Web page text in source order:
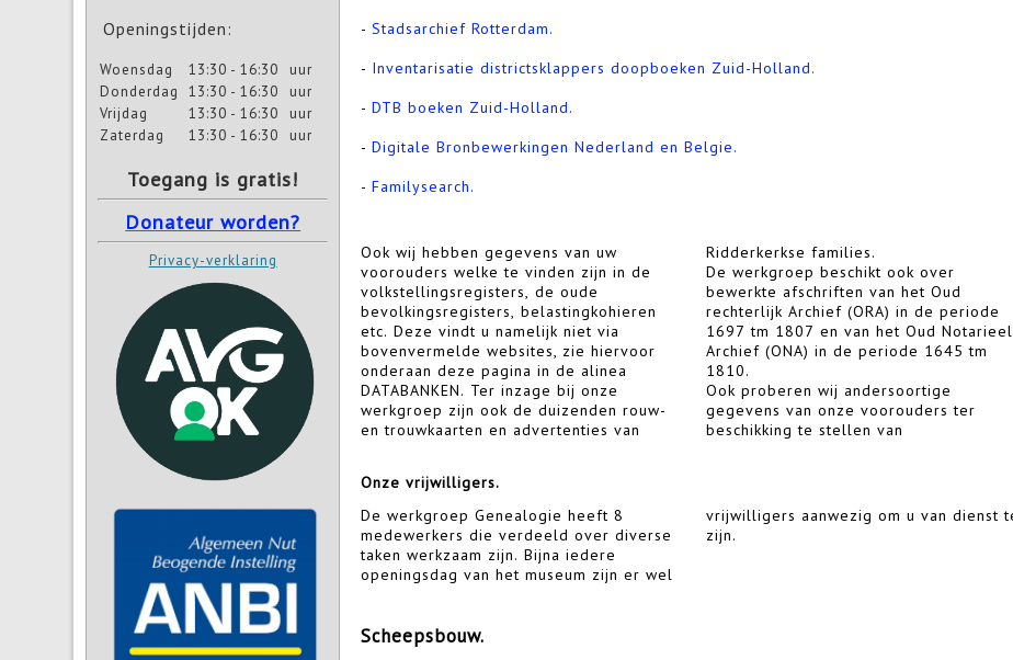
Openingstijden:
Woensdag 13:30 - 16:30
uur
Donderdag
13:30 - 16:30
uur
Vrijdag
13:30 - 16:30
uur
Zaterdag
13:30 - 16:30 uur
Toegang is gratis!
Donateur worden?
Privacy-verklaring
-Stadsarchief Rotterdam.
- Inventarisatie districtsklappers doopboeken Zuid-Holland.
-DTB boeken Zuid-Holland.
-Digitale Bronbewerkingen Nederland en Belgie.
-Familysearch.
Ook wij hebben gegevens van uw
voorouders welke te vinden zijn in de
volkstellingsregisters, de oude
bevolkingsregisters, belastingkohieren
etc. Deze vindt u namelijk niet via
bovenvermelde websites, zie hiervoor
onderaan deze pagina in de alinea
DATABANKEN. Ter inzage bij onze
werkgroep zijn ook de duizenden rouw-
en trouwkaarten en advertenties van
Ridderkerkse families.
De werkgroep beschikt ook over
bewerkte afschriften van het Oud
rechterlijk Archief (ORA) in de periode
1697 tm 1807 en van het Oud Notarieel
Archief (ONA) in de periode 1645 tm
1810.
Ook proberen wij andersoortige
gegevens van onze voorouders ter
beschikking te stellen van
Onze vrijwilligers.
De werkgroep Genealogie heeft 8
medewerkers die verdeeld over diverse
taken werkzaam zijn. Bijna iedere
openingsdag van het museum zijn er wel
vrijwilligers aanwezig om u van dienst te
zijn.
Scheepsbouw.